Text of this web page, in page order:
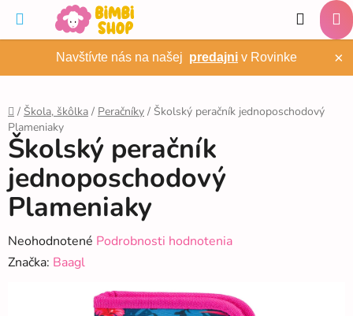
obsah
Navštívte nás na našej predajni v Rovinke ×
Hľadať
Domov
/ Škola, škôlka / Peračníky / Školský peračník jednoposchodový
Plameniaky
Školský peračník
jednoposchodový
Plameniaky
Priemerné
hodnotenie
Neohodnotené Podrobnosti hodnotenia
Značka: Baagl